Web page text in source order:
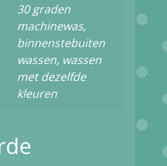
30 graden
machinewas,
binnenstebuiten
wassen, wassen
met dezelfde
kleuren